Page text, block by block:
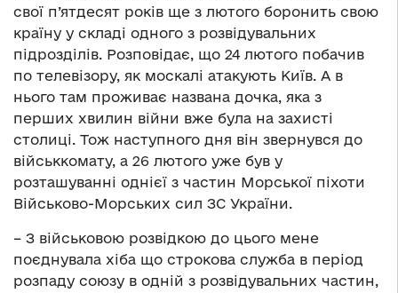
свої п’ятдесят років ще з лютого боронить свою
країну у складі одного з розвідувальних
підрозділів. Розповідає, що 24 лютого побачив
по телевізору, як москалі атакують Київ. А в
нього там проживає названа дочка, яка з
перших хвилин війни вже була на захисті
столиці. Тож наступного дня він звернувся до
військкомату, а 26 лютого уже був у
розташуванні однієї з частин Морської піхоти
Військово-Морських сил ЗС України.
– З військовою розвідкою до цього мене
поєднувала хіба що строкова служба в період
розпаду союзу в одній з розвідувальних частин,